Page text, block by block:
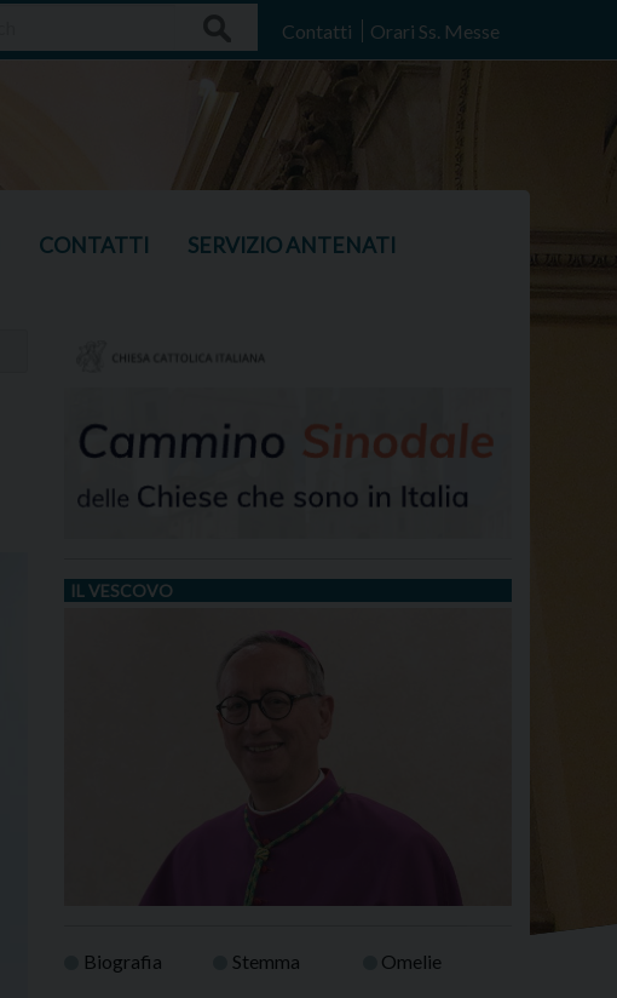
Contatti Orari Ss. Messe
CONTATTI SERVIZIO ANTENATI
IL VESCOVO
Biografia Stemma Omelie